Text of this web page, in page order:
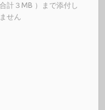
計３MB ）まで添付し
せん